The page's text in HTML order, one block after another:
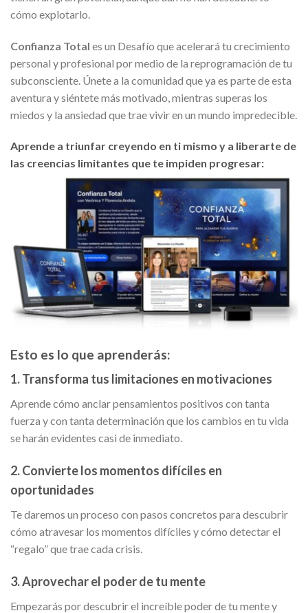
cómo explotarlo.
Confianza Total es un Desafío que acelerará tu crecimiento
personal y profesional por medio de la reprogramación de tu
subconsciente. Únete a la comunidad que ya es parte de esta
aventura y siéntete más motivado, mientras superas los
miedos y la ansiedad que trae vivir en un mundo impredecible.
Aprende a triunfar creyendo en ti mismo y a liberarte de
las creencias limitantes que te impiden progresar:
Esto es lo que aprenderás:
1. Transforma tus limitaciones en motivaciones
Aprende cómo anclar pensamientos positivos con tanta
fuerza y con tanta determinación que los cambios en tu vida
se harán evidentes casi de inmediato.
2. Convierte los momentos difíciles en
oportunidades
Te daremos un proceso con pasos concretos para descubrir
cómo atravesar los momentos difíciles y cómo detectar el
“regalo” que trae cada crisis.
3. Aprovechar el poder de tu mente
Empezarás por descubrir el increíble poder de tu mente y